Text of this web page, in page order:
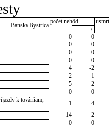
Banská Bystrica
počet nehôd
+/-
0
0
0
0
0
0
0
0
4
-2
2
1
5
2
0
0
k továrňam,
1
-4
14
2
0 0